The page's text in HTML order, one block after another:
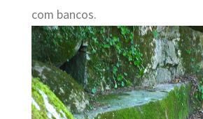
com bancos.